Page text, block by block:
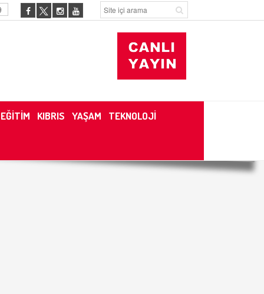
EĞİTİM KIBRIS YAŞAM TEKNOLOJİ